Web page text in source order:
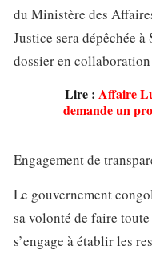
du Ministère des
Justice sera dépêchée
dossier en
Lire : Affaire
demande un
Engagement de
Le gouvernement
sa volonté de faire
s’engage à établir les